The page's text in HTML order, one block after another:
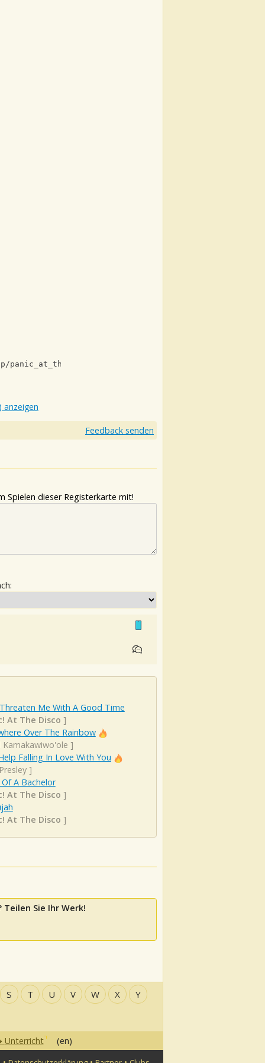
miss_jackson_crd.htm
anzeigen
Feedback senden
Spielen dieser Registerkarte mit!
Me With A Good Time
At The Disco ]
Over The Rainbow
Kamakawiwo'ole ]
Falling In Love With You
]
A Bachelor
At The Disco ]
At The Disco ]
Sie Ihr Werk!
S T U V W X Y
Unterricht
(en)